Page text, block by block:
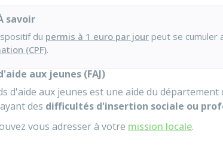
savoir
du permis à 1 euro par jour peut se cumuler
(CPF).
aux jeunes (FAJ)
d'aide aux jeunes est une aide du département
ayant des difficultés d'insertion sociale ou
vous adresser à votre mission locale.